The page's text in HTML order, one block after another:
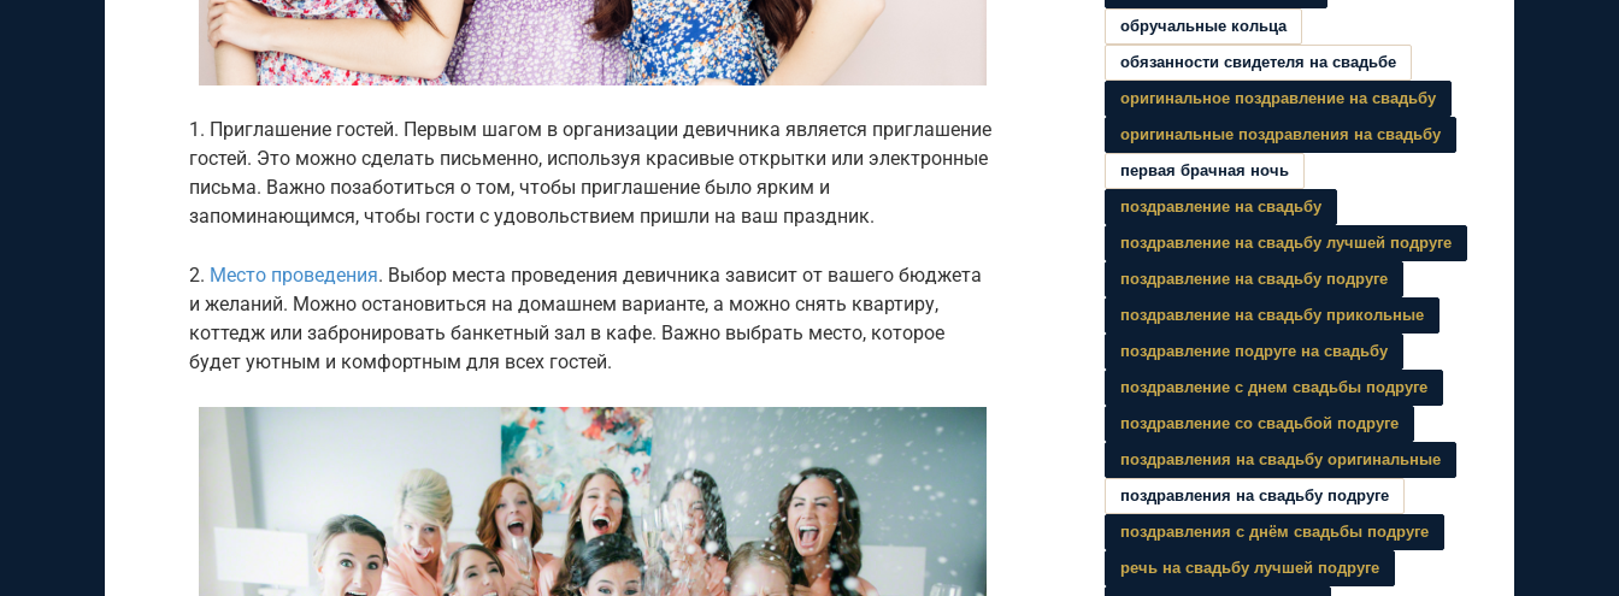
1. Приглашение гостей. Первым шагом в организации девичника является приглашение
гостей. Это можно сделать письменно, используя красивые открытки или электронные
письма. Важно позаботиться о том, чтобы приглашение было ярким и
запоминающимся, чтобы гости с удовольствием пришли на ваш праздник.
2. Место проведения. Выбор места проведения девичника зависит от вашего бюджета
и желаний. Можно остановиться на домашнем варианте, а можно снять квартиру,
коттедж или забронировать банкетный зал в кафе. Важно выбрать место, которое
будет уютным и комфортным для всех гостей.
обручальные кольца
обязанности свидетеля на свадьбе
оригинальное поздравление на свадьбу
оригинальные поздравления на свадьбу
первая брачная ночь
поздравление на свадьбу
поздравление на свадьбу лучшей подруге
поздравление на свадьбу подруге
поздравление на свадьбу прикольные
поздравление подруге на свадьбу
поздравление с днем свадьбы подруге
поздравление со свадьбой подруге
поздравления на свадьбу оригинальные
поздравления на свадьбу подруге
поздравления с днём свадьбы подруге
речь на свадьбу лучшей подруге